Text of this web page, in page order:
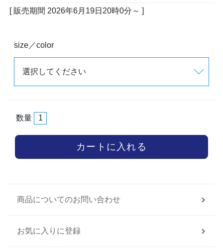
[ 販売期間 2026年6月19日20時0分 ～ ]
size／color
数量
商品についてのお問い合わせ
お気に入りに登録